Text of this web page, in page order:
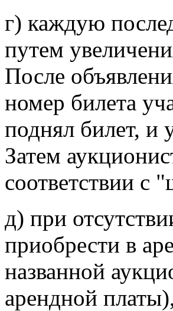
г) каждую
путем
После
номер билета
поднял билет, и
Затем
соответствии с
д) при
приобрести в
названной
арендной